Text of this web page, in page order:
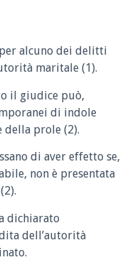
per alcuno dei delitti
maritale (1).
il giudice può,
di indole
della prole (2).
di aver effetto se,
non è presentata
dichiarato
dell’autorità